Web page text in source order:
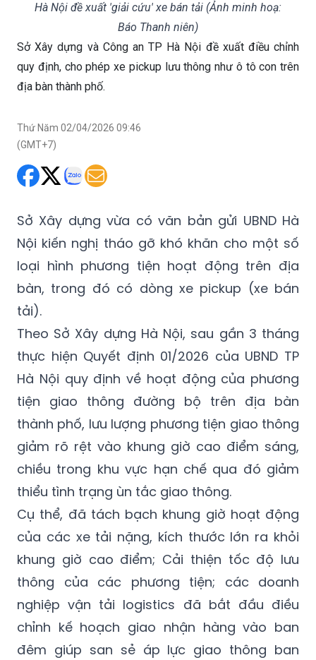
Hà Nội đề xuất 'giải cứu' xe bán tải (Ảnh minh hoạ:
Báo Thanh niên)
Sở Xây dựng và Công an TP Hà Nội đề xuất điều chỉnh
quy định, cho phép xe pickup lưu thông như ô tô con trên
địa bàn thành phố.
Thứ Năm 02/04/2026 09:46
(GMT+7)
Sở Xây dựng vừa có văn bản gửi UBND Hà
Nội kiến nghị tháo gỡ khó khăn cho một số
loại hình phương tiện hoạt động trên địa
bàn, trong đó có dòng xe pickup (xe bán
tải).
Theo Sở Xây dựng Hà Nội, sau gần 3 tháng
thực hiện Quyết định 01/2026 của UBND TP
Hà Nội quy định về hoạt động của phương
tiện giao thông đường bộ trên địa bàn
thành phố, lưu lượng phương tiện giao thông
giảm rõ rệt vào khung giờ cao điểm sáng,
chiều trong khu vực hạn chế qua đó giảm
thiểu tình trạng ùn tắc giao thông.
Cụ thể, đã tách bạch khung giờ hoạt động
của các xe tải nặng, kích thước lớn ra khỏi
khung giờ cao điểm; Cải thiện tốc độ lưu
thông của các phương tiện; các doanh
nghiệp vận tải logistics đã bắt đầu điều
chỉnh kế hoạch giao nhận hàng vào ban
đêm giúp san sẻ áp lực giao thông ban